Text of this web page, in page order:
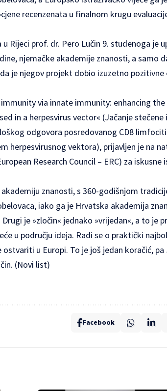
recenzenata u finalnom krugu
Rijeci prof. dr. Pero Lučin 9. studenoga je
njemačke akademije znanosti, a samo
je njegov projekt dobio izuzetno pozitivne
via innate immunity: enhancing the
in a herpesvirus vector« (Jačanje
odgovora posredovanog CD8
herpesvirusnog vektora), prijavljen je na
Research Council – ERC) za iskusne
znanosti, s 360-godišnjom
iako ga je Hrvatska akademija
je »zločin« jednako »vrijedan«, a to je
u području ideja. Radi se o praktički
u Europi. To je još jedan koračić,
(Novi list)
Facebook